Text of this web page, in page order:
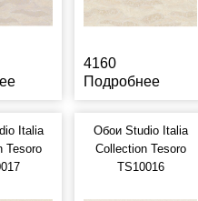
4160
Подробнее
Italia
Tesoro
Обои Studio Italia
Collection Tesoro
TS10016